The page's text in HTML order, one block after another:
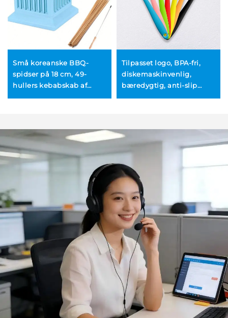
Små koreanske BBQ-
spidser på 18 cm, 49-
hullers kebabskab af
Tilpasset logo, BPA-fri,
diskemaskinvenlig,
bæredygtig, anti-slip